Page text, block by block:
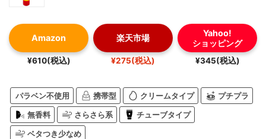
Amazon
¥610(税込)
楽天市場
¥275(税込)
Yahoo!
ショッピング
¥345(税込)
パラベン不使用 携帯型 クリームタイプ プチプラ
無香料 さらさら系 チューブタイプ
ベタつき少なめ